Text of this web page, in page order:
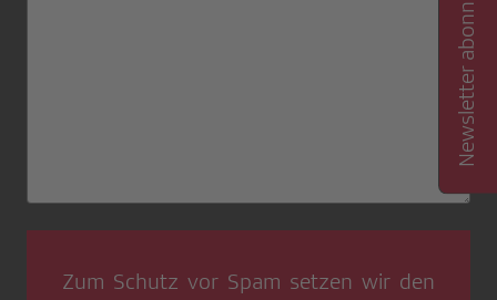
Zum Schutz vor Spam setzen wir den
Newsletter abonnieren